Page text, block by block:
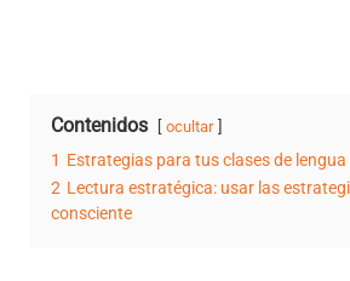
Contenidos ocultar
1 Estrategias para tus clases de lengua
2 Lectura estratégica: usar las
consciente